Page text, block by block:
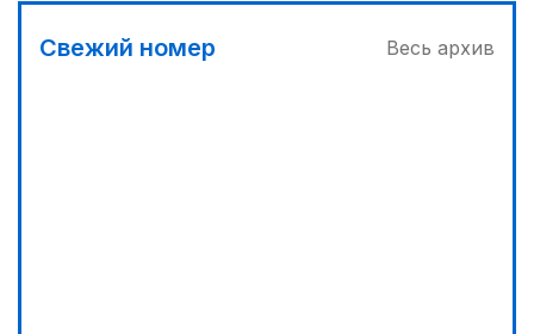
МЧС запустило новые станции мониторинга
Свежий номер Весь архив